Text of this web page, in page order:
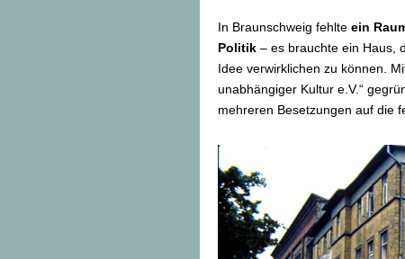
In Braunschweig fehlte ein
Politik – es brauchte ein Haus,
Idee verwirklichen zu können.
unabhängiger Kultur e.V.“
mehreren Besetzungen auf die